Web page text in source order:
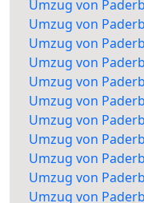
Umzug von
Umzug von
Umzug von
Umzug von
Umzug von
Umzug von
Umzug von
Umzug von
Umzug von
Umzug von
Umzug von